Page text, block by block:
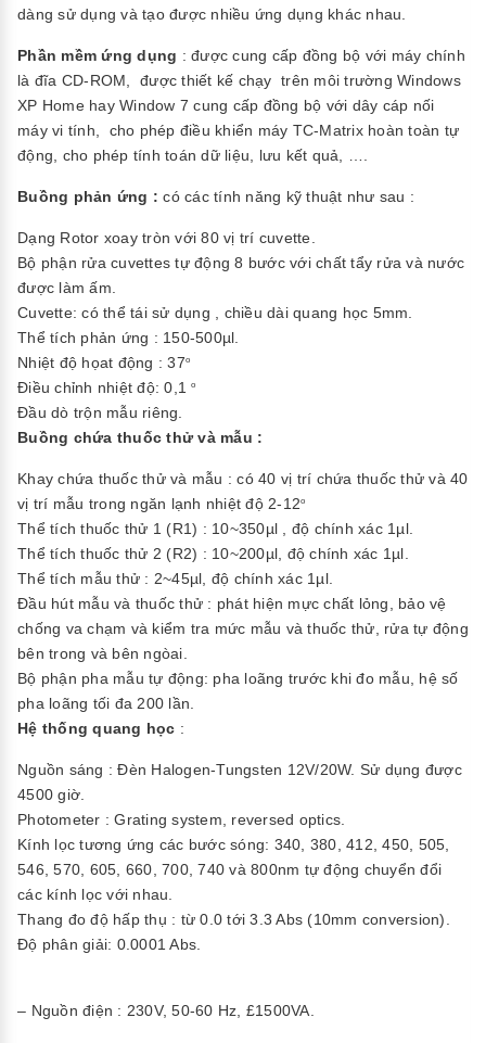
dàng sử dụng và tạo được nhiều ứng dụng khác nhau.
Phần mềm ứng dụng : được cung cấp đồng bộ với máy chính
là đĩa CD-ROM, được thiết kế chạy trên môi trường Windows
XP Home hay Window 7 cung cấp đồng bộ với dây cáp nối
máy vi tính, cho phép điều khiển máy TC-Matrix hoàn toàn tự
động, cho phép tính toán dữ liệu, lưu kết quả, ….
Buồng phản ứng :có các tính năng kỹ thuật như sau :
Dạng Rotor xoay tròn với 80 vị trí cuvette.
Bộ phận rửa cuvettes tự động 8 bước với chất tẩy rửa và nước
được làm ấm.
Cuvette: có thể tái sử dụng , chiều dài quang học 5mm.
Thể tích phản ứng : 150-500µl.
Nhiệt độ họat động : 37o
Điều chỉnh nhiệt độ: 0,1o
Đầu dò trộn mẫu riêng.
Buồng chứa thuốc thử và mẫu :
Khay chứa thuốc thử và mẫu : có 40 vị trí chứa thuốc thử và 40
vị trí mẫu trong ngăn lạnh nhiệt độ 2-12o
Thể tích thuốc thử 1 (R1) : 10~350µl , độ chính xác 1µl.
Thể tích thuốc thử 2 (R2) : 10~200µl, độ chính xác 1µl.
Thể tích mẫu thử : 2~45µl, độ chính xác 1µl.
Đầu hút mẫu và thuốc thử : phát hiện mực chất lỏng, bảo vệ
chống va chạm và kiểm tra mức mẫu và thuốc thử, rửa tự động
bên trong và bên ngòai.
Bộ phận pha mẫu tự động: pha loãng trước khi đo mẫu, hệ số
pha loãng tối đa 200 lần.
Hệ thống quang học :
Nguồn sáng : Đèn Halogen-Tungsten 12V/20W. Sử dụng được
4500 giờ.
Photometer : Grating system, reversed optics.
Kính lọc tương ứng các bước sóng: 340, 380, 412, 450, 505,
546, 570, 605, 660, 700, 740 và 800nm tự động chuyển đổi
các kính lọc với nhau.
Thang đo độ hấp thụ : từ 0.0 tới 3.3 Abs (10mm conversion).
Độ phân giải: 0.0001 Abs.
– Nguồn điện : 230V, 50-60 Hz, £1500VA.